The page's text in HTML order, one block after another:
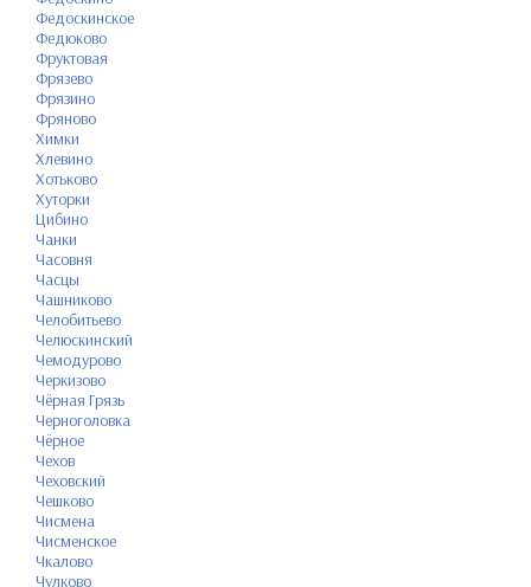
Федоскинское
Федюково
Фруктовая
Фрязево
Фрязино
Фряново
Химки
Хлевино
Хотьково
Хуторки
Цибино
Чанки
Часовня
Часцы
Чашниково
Челобитьево
Челюскинский
Чемодурово
Черкизово
Чёрная Грязь
Черноголовка
Чёрное
Чехов
Чеховский
Чешково
Чисмена
Чисменское
Чкалово
Чулково